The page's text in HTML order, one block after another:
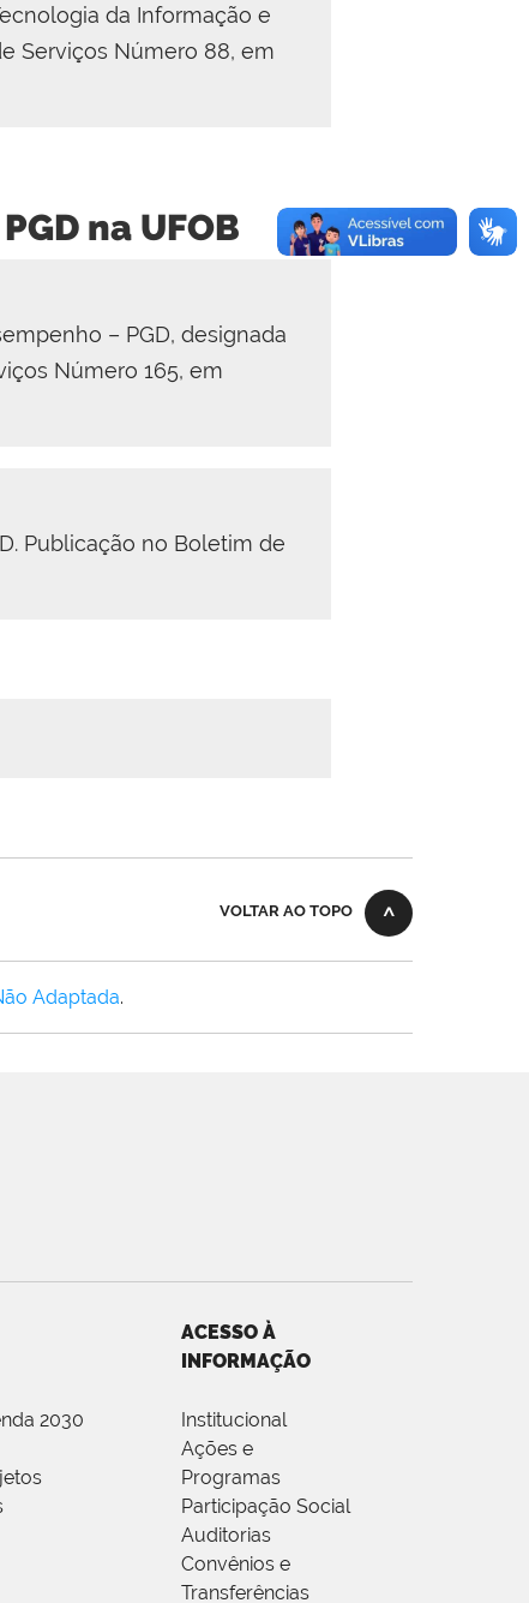
da Informação e
Serviços Número 88, em
na UFOB
– PGD, designada
Número 165, em
Publicação no Boletim de
VOLTAR AO TOPO
Adaptada.
2030
ACESSO À
INFORMAÇÃO
Institucional
Ações e
Programas
Participação Social
Auditorias
Convênios e
Transferências